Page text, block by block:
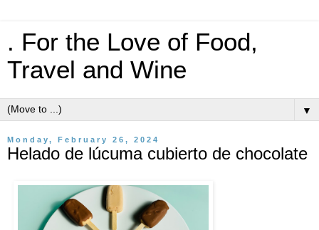
. For the Love of Food,
Travel and Wine
▼
Monday, February 26, 2024
Helado de lúcuma cubierto de chocolate